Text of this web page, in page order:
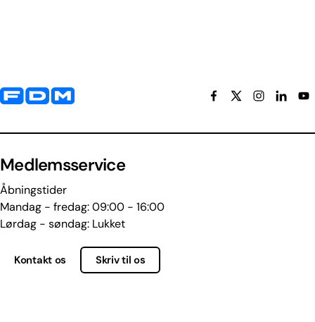
Yderligere information og kontaktoplysninger
Medlemsservice
Åbningstider
Mandag - fredag: 09:00 - 16:00
Lørdag - søndag: Lukket
Kontakt os Skriv til os